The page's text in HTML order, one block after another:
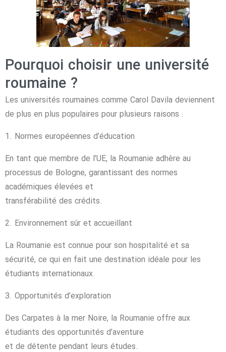
Pourquoi choisir une université
roumaine ?
Les universités roumaines comme Carol Davila deviennent
de plus en plus populaires pour plusieurs raisons :
1. Normes européennes d’éducation
En tant que membre de l’UE, la Roumanie adhère au
processus de Bologne, garantissant des normes
académiques élevées et
transférabilité des crédits.
2. Environnement sûr et accueillant
La Roumanie est connue pour son hospitalité et sa
sécurité, ce qui en fait une destination idéale pour les
étudiants internationaux.
3. Opportunités d’exploration
Des Carpates à la mer Noire, la Roumanie offre aux
étudiants des opportunités d’aventure
et de détente pendant leurs études.